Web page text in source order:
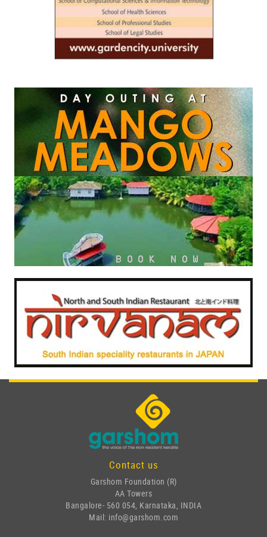
Contact us
Garshom Foundation (R)
AA Towers
Bangalore- 560 054, Karnataka, INDIA
Mail: info@garshom.com